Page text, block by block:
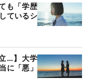
も「学歴
ているシ
...】大学
に「悪」